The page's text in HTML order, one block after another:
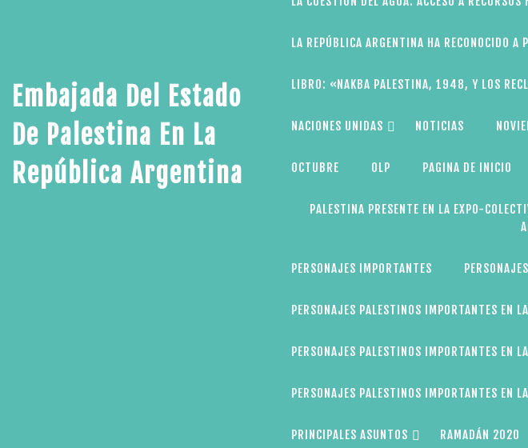
Embajada Del Estado
De Palestina En La
República Argentina
LA REPÚBLICA ARGENTINA HA RECONOCIDO A
LIBRO: «NAKBA PALESTINA, 1948, Y LOS
NACIONES UNIDAS NOTICIAS
OCTUBRE OLP PAGINA DE INICIO
PALESTINA PRESENTE EN LA EXPO-
PERSONAJES IMPORTANTES
PERSONAJES PALESTINOS IMPORTANTES EN
PERSONAJES PALESTINOS IMPORTANTES EN
PERSONAJES PALESTINOS IMPORTANTES EN
PRINCIPALES ASUNTOS RAMADÁN 2020